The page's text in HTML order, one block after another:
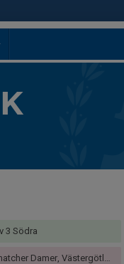
3 Södra
Damer, Västergötland